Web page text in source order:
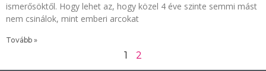
ismerősöktől. Hogy lehet az, hogy közel 4 éve szinte semmi mást
nem csinálok, mint emberi arcokat
Tovább »
1 2